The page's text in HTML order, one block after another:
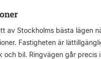
av Stockholms bästa lägen
Fastigheten är
och bil. Ringvägen går precis